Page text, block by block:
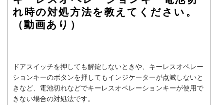
れ時の対処方法を教えてください。
（動画あり）
ドアスイッチを押しても解錠しないときや、キーレスオペレー
ションキーのボタンを押してもインジケーターが点滅しないと
きなど、電池切れなどでキーレスオペレーションキーが使用で
きない場合の対処法です。